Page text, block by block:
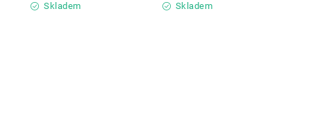
Skladem Skladem